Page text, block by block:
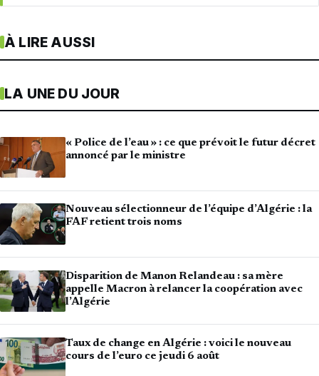
À LIRE AUSSI
LA UNE DU JOUR
« Police de l’eau » : ce que prévoit le futur décret
annoncé par le ministre
Nouveau sélectionneur de l’équipe d’Algérie : la
FAF retient trois noms
Disparition de Manon Relandeau : sa mère
appelle Macron à relancer la coopération avec
l’Algérie
Taux de change en Algérie : voici le nouveau
cours de l’euro ce jeudi 6 août